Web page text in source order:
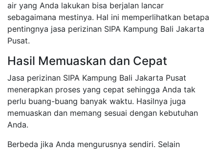
air yang Anda lakukan bisa berjalan lancar
sebagaimana mestinya. Hal ini memperlihatkan betapa
pentingnya jasa perizinan SIPA Kampung Bali Jakarta
Pusat.
Hasil Memuaskan dan Cepat
Jasa perizinan SIPA Kampung Bali Jakarta Pusat
menerapkan proses yang cepat sehingga Anda tak
perlu buang-buang banyak waktu. Hasilnya juga
memuaskan dan memang sesuai dengan kebutuhan
Anda.
Berbeda jika Anda mengurusnya sendiri. Selain